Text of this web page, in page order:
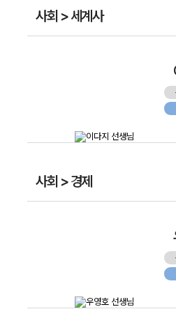
사회 > 세계사
사회 > 경제